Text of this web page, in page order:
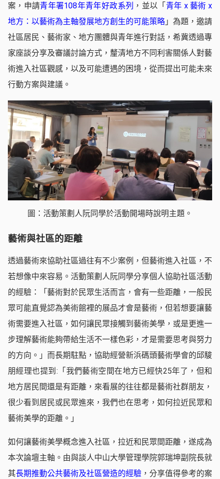
案，申請青年署108年青年好政系列 ，並以「 青年 x 藝術 x
地方：以藝術為主軸發展地方創生的可能策略 」為題，邀請
社區居民、藝術家、地方團體與青年進行對話，希冀透過專
家座談分享及審議討論方式，釐清地方不同利害關係人對藝
術進入社區觀感，以及可能遭遇的困境，從而提出可能未來
行動方案與建議。
圖：活動策劃人阮同學於活動開場時說明主題。
藝術與社區的距離
透過藝術來協助社區過往有不少案例，但藝術進入社區，不
若想像中來容易。活動策劃人阮同學分享個人協助社區活動
的經驗：「藝術對於民眾生活而言，會有一些距離，一般民
眾可能直覺認為美術館裡的展品才會是藝術，但若想要讓藝
術需要進入社區，如何讓民眾接觸到藝術美學，或是更進一
步理解藝術能夠帶給生活不一樣色彩，才是需要思考與努力
的方向。」而長期駐點，協助經營新浜碼頭藝術學會的邱駿
朋經理也提到:「我們藝術空間在地方已經快25年了，但和
地方居民間還是有距離，來看展的往往都是藝術社群朋友，
很少看到居民或民眾進來，我們也在思考，如何拉近民眾和
藝術美學的距離。」
如何讓藝術美學概念進入社區，拉近和民眾間距離，遂成為
本次論壇主軸。由與談人中山大學管理學院郭瑞坤副院長就
其長期推動公共藝術及社區營造的經驗 ，分享值得參考的案